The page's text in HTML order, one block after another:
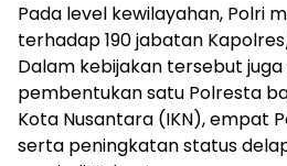
Pada level kewilayahan, Polri
terhadap 190 jabatan
Dalam kebijakan tersebut
pembentukan satu Polresta
Kota Nusantara (IKN), empat
serta peningkatan status